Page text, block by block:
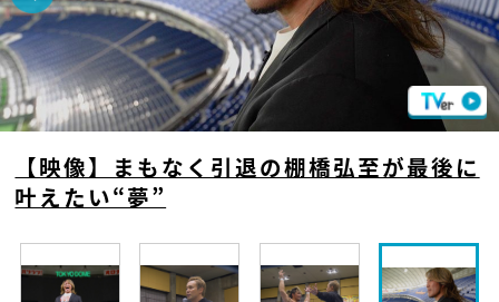
【映像】まもなく引退の棚橋弘至が最後に
叶えたい“夢”